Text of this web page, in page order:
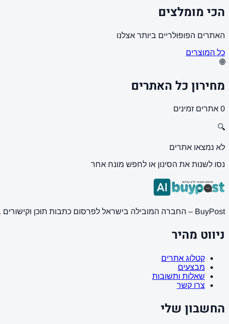
הכי מומלצים
האתרים הפופולריים ביותר אצלנו
כל המוצרים
🌐
מחירון כל האתרים
0 אתרים זמינים
🔍
לא נמצאו אתרים
נסו לשנות את הסינון או לחפש מונח אחר
BuyPost – החברה המובילה בישראל לפרסום כתבות תוכן וקישורים באתרי חדשות ותוכן מובילים. מחירון מעודכן, כתיבת AI מתקדמת, קידום אתרים SEO מקצועי. 11 שנות ניסיון ואלפי לקוחות מרוצים.
ניווט מהיר
קטלוג אתרים
מבצעים
שאלות ותשובות
צרו קשר
החשבון שלי